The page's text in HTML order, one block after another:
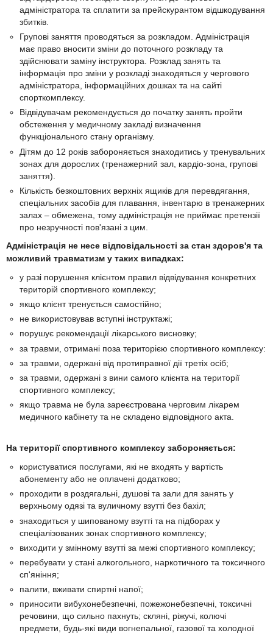
адміністратора та сплатити за прейскурантом відшкодування
збитків.
Групові заняття проводяться за розкладом. Адміністрація
має право вносити зміни до поточного розкладу та
здійснювати заміну інструктора. Розклад занять та
інформація про зміни у розкладі знаходяться у чергового
адміністратора, інформаційних дошках та на сайті
спорткомплексу.
Відвідувачам рекомендується до початку занять пройти
обстеження у медичному закладі визначення
функціонального стану організму.
Дітям до 12 років забороняється знаходитись у тренувальних
зонах для дорослих (тренажерний зал, кардіо-зона, групові
заняття).
Кількість безкоштовних верхніх ящиків для перевдягання,
спеціальних засобів для плавання, інвентарю в тренажерних
залах – обмежена, тому адміністрація не приймає претензії
про незручності пов'язані з цим.
Адміністрація не несе відповідальності за стан здоров'я та
можливий травматизм у таких випадках:
у разі порушення клієнтом правил відвідування конкретних
територій спортивного комплексу;
якщо клієнт тренується самостійно;
не використовував вступні інструктажі;
порушує рекомендації лікарського висновку;
за травми, отримані поза територією спортивного комплексу:
за травми, одержані від протиправної дії третіх осіб;
за травми, одержані з вини самого клієнта на території
спортивного комплексу;
якщо травма не була зареєстрована черговим лікарем
медичного кабінету та не складено відповідного акта.
На території спортивного комплексу забороняється:
користуватися послугами, які не входять у вартість
абонементу або не оплачені додатково;
проходити в роздягальні, душові та зали для занять у
верхньому одязі та вуличному взутті без бахіл;
знаходиться у шипованому взутті та на підборах у
спеціалізованих зонах спортивного комплексу;
виходити у змінному взутті за межі спортивного комплексу;
перебувати у стані алкогольного, наркотичного та токсичного
сп'яніння;
палити, вживати спиртні напої;
приносити вибухонебезпечні, пожежонебезпечні, токсичні
речовини, що сильно пахнуть; скляні, ріжучі, колючі
предмети, будь-які види вогнепальної, газової та холодної